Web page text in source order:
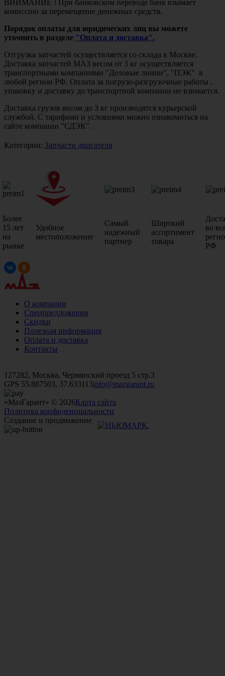
ВНИМАНИЕ ! При банковском переводе банк взымает
комиссию за перемещение денежных средств.
Порядок оплаты для юридических лиц вы можете
уточнить в разделе "Оплата и доставка".
Отгрузка запчастей осуществляется со склада в Москве.
Доставка запчастей МАЗ весом от 3 кг осуществляется
транспортными компаниями "Деловые линии", "ПЭК" в
любой регион РФ. Оплата за погрузо-разгрузочные работы ,
упаковку и доставку до транспортной компании не взимается.
Доставка грузов весом до 3 кг производятся курьерской
службой. С тарифами и условиями можно ознакомиться на
сайте компании "СДЭК".
Категории: Запчасти двигателя
Более
15 лет
на
рынке
Удобное
местоположение
Самый
надежный
партнер
Широкий
ассортимент
товара
во
РФ
О компании
Спецпредложения
Скидки
Полезная информация
Оплата и доставка
Контакты
127282, Москва, Чермянский проезд 5 стр.3
GPS 55.887503, 37.633113info@mazgarant.ru
«МазГарант» © 2026Карта сайта
Политика конфиденциальности
Создание и продвижение